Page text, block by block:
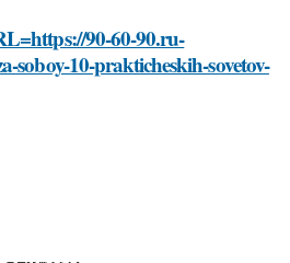
90-60-90.ru-
soboy-10-prakticheskih-sovetov-